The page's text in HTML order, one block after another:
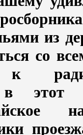
из
со
к
в этот